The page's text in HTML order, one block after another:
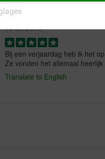
E Kamminga
18-09-2018
Bij een verjaardag heb ik het
Ze vonden het allemaal heerlijk
Translate to English